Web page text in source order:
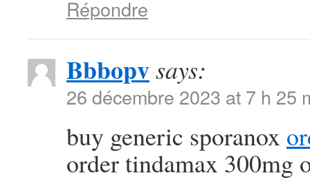
Répondre
Bbbopvsays:
26 décembre 2023 at 7 h 25
buy generic sporanox
order tindamax 300mg